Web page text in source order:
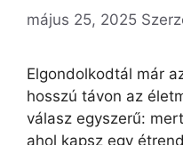
május 25, 2025
Elgondolkodtál már
hosszú távon az
válasz egyszerű:
ahol kapsz egy